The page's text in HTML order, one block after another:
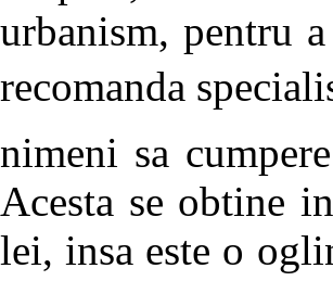
urbanism, pentru
recomanda
nimeni sa
Acesta se obtine
lei, insa este o